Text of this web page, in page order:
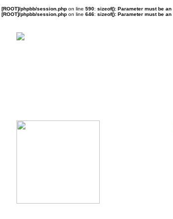
[ROOT]/phpbb/session.php on line 590: sizeof(): Parameter must be
[ROOT]/phpbb/session.php on line 646: sizeof(): Parameter must be